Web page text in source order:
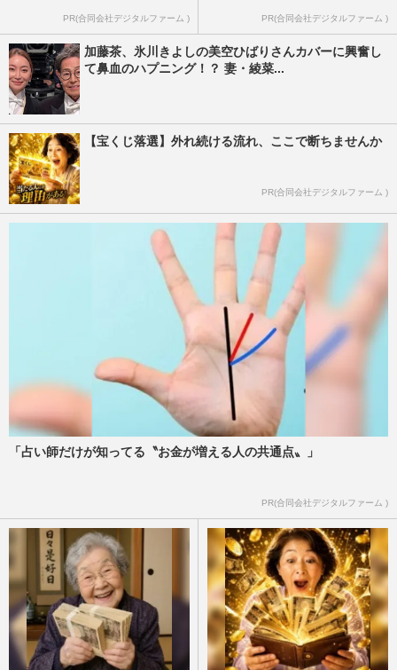
PR(合同会社デジタルファーム ) PR(合同会社デジタルファーム )
加藤茶、氷川きよしの美空ひばりさんカバーに興奮し
て鼻血のハプニング！？ 妻・綾菜...
【宝くじ落選】外れ続ける流れ、ここで断ちませんか
PR(合同会社デジタルファーム )
「占い師だけが知ってる〝お金が増える人の共通点〟」
PR(合同会社デジタルファーム )